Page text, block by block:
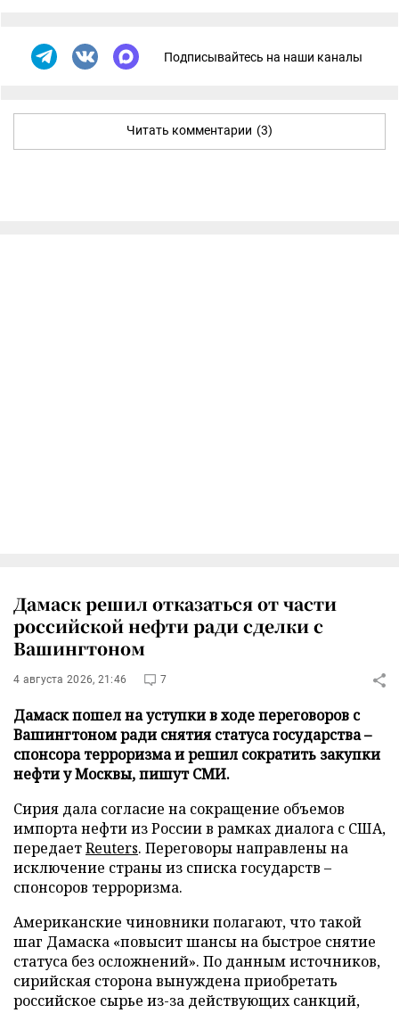
Подписывайтесь на наши каналы
Читать комментарии (3)
Дамаск решил отказаться от части
российской нефти ради сделки с
Вашингтоном
4 августа 2026, 21:46 7
Дамаск пошел на уступки в ходе переговоров с
Вашингтоном ради снятия статуса государства –
спонсора терроризма и решил сократить закупки
нефти у Москвы, пишут СМИ.
Сирия дала согласие на сокращение объемов
импорта нефти из России в рамках диалога с США,
передаетReuters. Переговоры направлены на
исключение страны из списка государств –
спонсоров терроризма.
Американские чиновники полагают, что такой
шаг Дамаска «повысит шансы на быстрое снятие
статуса без осложнений». По данным источников,
сирийская сторона вынуждена приобретать
российское сырье из-за действующих санкций,